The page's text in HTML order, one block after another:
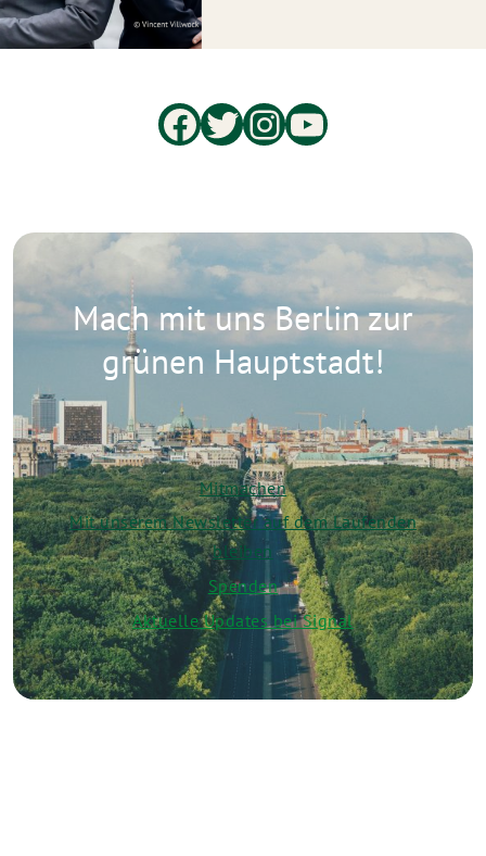
Facebook
Twitter
Instagram
YouTube
Mach mit uns Berlin zur
grünen Hauptstadt!
Mitmachen
Mit unserem Newsletter auf dem Laufenden
bleiben
Spenden
Aktuelle Updates bei Signal